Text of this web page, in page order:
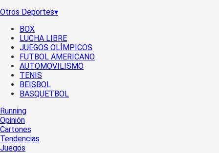
Otros Deportes▾
BOX
LUCHA LIBRE
JUEGOS OLÍMPICOS
FUTBOL AMERICANO
AUTOMOVILISMO
TENIS
BEISBOL
BASQUETBOL
Running
Opinión
Cartones
Tendencias
Juegos